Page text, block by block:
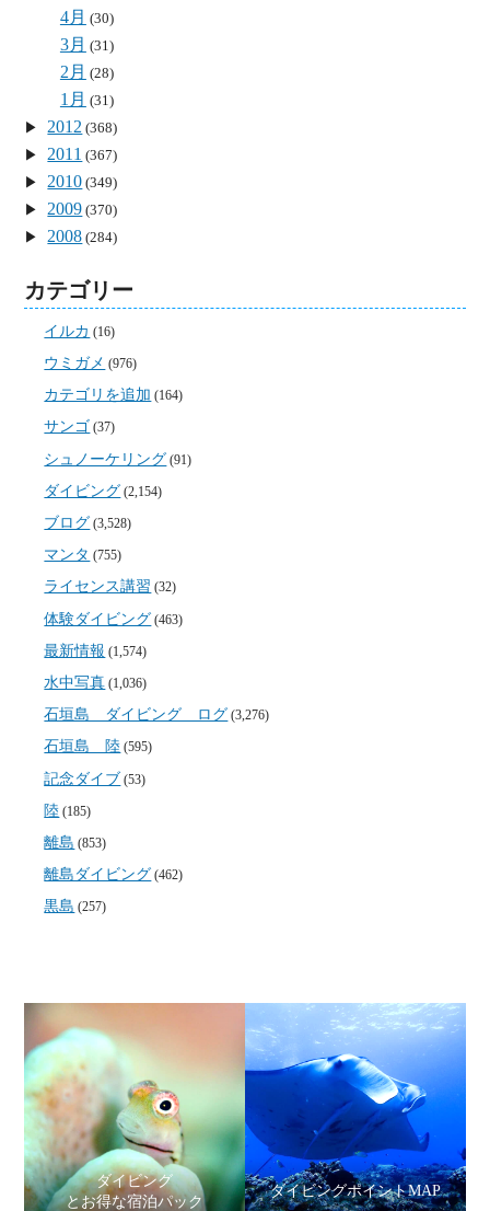
4月 (30)
3月 (31)
2月 (28)
1月 (31)
2012 (368)
2011 (367)
2010 (349)
2009 (370)
2008 (284)
カテゴリー
イルカ (16)
ウミガメ (976)
カテゴリを追加 (164)
サンゴ (37)
シュノーケリング (91)
ダイビング (2,154)
ブログ (3,528)
マンタ (755)
ライセンス講習 (32)
体験ダイビング (463)
最新情報 (1,574)
水中写真 (1,036)
石垣島 ダイビング ログ (3,276)
石垣島 陸 (595)
記念ダイブ (53)
陸 (185)
離島 (853)
離島ダイビング (462)
黒島 (257)
ダイビング
とお得な宿泊パック
ダイビングポイントMAP